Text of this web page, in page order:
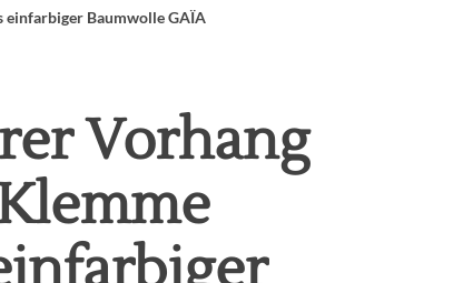
einfarbiger Baumwolle GAÏA
Vorhang